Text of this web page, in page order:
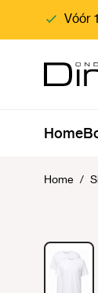
Vóór
Home
Home /